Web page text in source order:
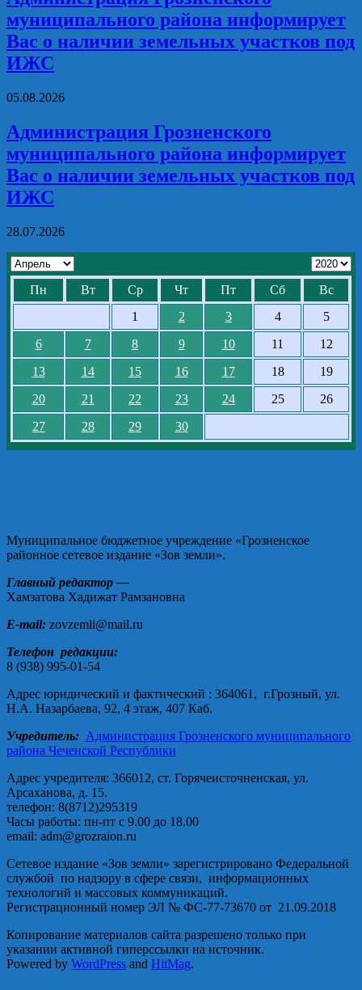
муниципального района информирует
Вас о наличии земельных участков под
ИЖС
05.08.2026
Администрация Грозненского
муниципального района информирует
Вас о наличии земельных участков под
ИЖС
28.07.2026
Пн Вт Ср Чт Пт Сб
Вс
1
2 3 4
5
6
7 8 9 10 11
12
13
14 15 16 17 18
19
20
21 22 23 24 25
26
27
28 29 30
Муниципальное бюджетное учреждение «Грозненское
районное сетевое издание «Зов земли».
Главный редактор —
Хамзатова Хадижат Рамзановна
E-mail: zovzemli@mail.ru
Телефон редакции:
8 (938) 995-01-54
Адрес юридический и фактический : 364061, г.Грозный, ул.
Н.А. Назарбаева, 92, 4 этаж, 407 Каб.
Учредитель: Администрация Грозненского муниципального
района Чеченской Республики
Адрес учредителя: 366012, ст. Горячеисточненская, ул.
Арсаханова, д. 15.
телефон: 8(8712)295319
Часы работы: пн-пт с 9.00 до 18.00
email: adm@grozraion.ru
Сетевое издание «Зов земли» зарегистрировано Федеральной
службой по надзору в сфере связи, информационных
технологий и массовых коммуникаций.
Регистрационный номер ЭЛ № ФС-77-73670 от 21.09.2018
Копирование материалов сайта разрешено только при
указании активной гиперссылки на источник.
Powered by WordPress and HitMag.